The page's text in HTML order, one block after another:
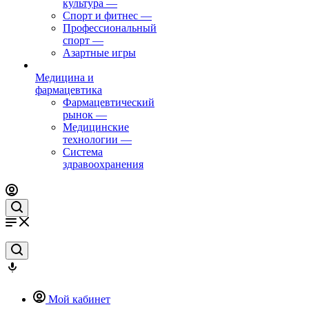
культура —
Спорт и фитнес —
Профессиональный
спорт —
Азартные игры
Медицина и
фармацевтика
Фармацевтический
рынок —
Медицинские
технологии —
Система
здравоохранения
Мой кабинет